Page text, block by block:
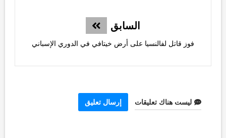
السابق
فوز قاتل لفالنسيا على أرض خيتافي في الدوري الإسباني
ليست هناك تعليقات إرسال تعليق